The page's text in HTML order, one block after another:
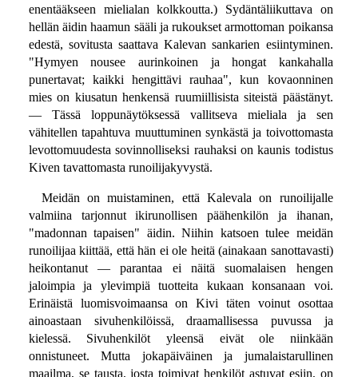
enentääkseen mielialan kolkkoutta.) Sydäntäliikuttava on
hellän äidin haamun sääli ja rukoukset armottoman poikansa
edestä, sovitusta saattava Kalevan sankarien esiintyminen.
"Hymyen nousee aurinkoinen ja hongat kankahalla
punertavat; kaikki hengittävi rauhaa", kun kovaonninen
mies on kiusatun henkensä ruumiillisista siteistä päästänyt.
— Tässä loppunäytöksessä vallitseva mieliala ja sen
vähitellen tapahtuva muuttuminen synkästä ja toivottomasta
levottomuudesta sovinnolliseksi rauhaksi on kaunis todistus
Kiven tavattomasta runoilijakyvystä.
Meidän on muistaminen, että Kalevala on runoilijalle
valmiina tarjonnut ikirunollisen päähenkilön ja ihanan,
"madonnan tapaisen" äidin. Niihin katsoen tulee meidän
runoilijaa kiittää, että hän ei ole heitä (ainakaan sanottavasti)
heikontanut — parantaa ei näitä suomalaisen hengen
jaloimpia ja ylevimpiä tuotteita kukaan konsanaan voi.
Erinäistä luomisvoimaansa on Kivi täten voinut osottaa
ainoastaan sivuhenkilöissä, draamallisessa puvussa ja
kielessä. Sivuhenkilöt yleensä eivät ole niinkään
onnistuneet. Mutta jokapäiväinen ja jumalaistarullinen
maailma, se tausta, josta toimivat henkilöt astuvat esiin, on